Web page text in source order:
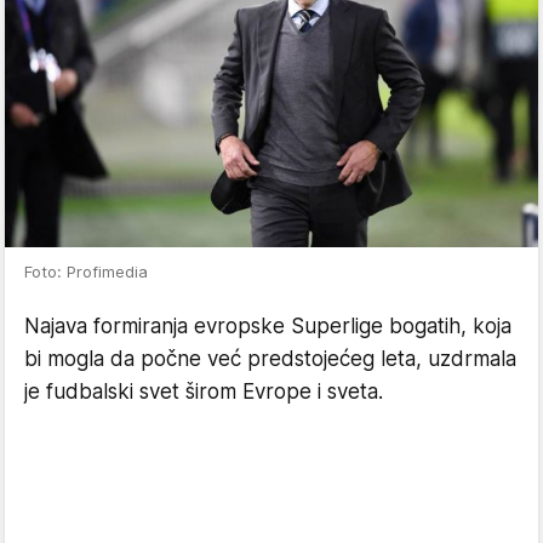
Foto: Profimedia
Najava formiranja evropske Superlige bogatih, koja
bi mogla da počne već predstojećeg leta, uzdrmala
je fudbalski svet širom Evrope i sveta.